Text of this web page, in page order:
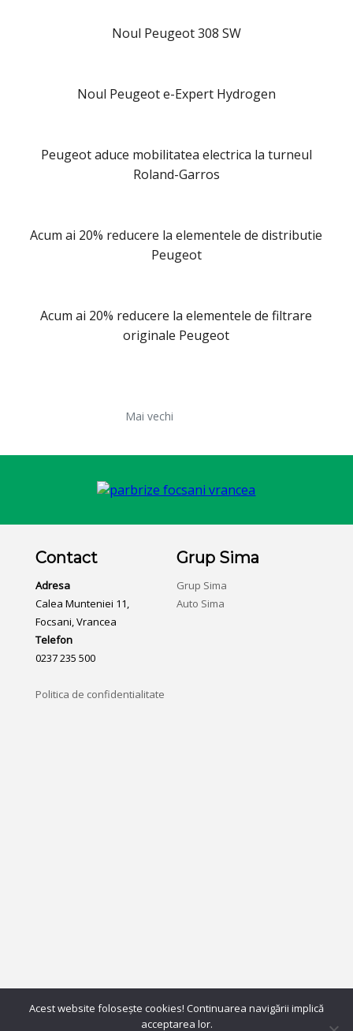
Noul Peugeot 308 SW
Noul Peugeot e-Expert Hydrogen
Peugeot aduce mobilitatea electrica la turneul
Roland-Garros
Acum ai 20% reducere la elementele de distributie
Peugeot
Acum ai 20% reducere la elementele de filtrare
originale Peugeot
Mai vechi
Contact
Adresa
Calea Munteniei 11,
Focsani, Vrancea
Telefon
0237 235 500
Politica de confidentialitate
Grup Sima
Grup Sima
Auto Sima
Acest website folosește cookies! Continuarea navigării implică
acceptarea lor.